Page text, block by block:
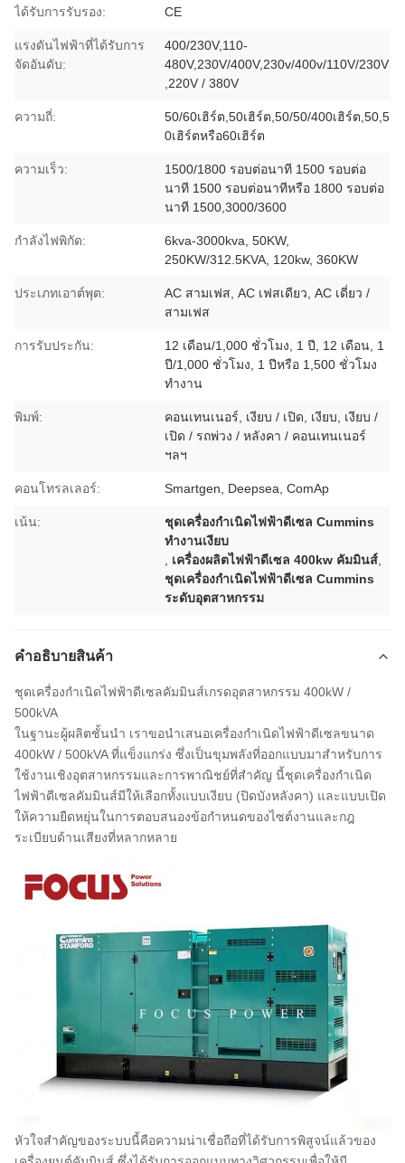
ได้รับการรับรอง: CE
แรงดันไฟฟ้าที่ได้รับการ
จัดอันดับ:
400/230V,110-
480V,230V/400V,230v/400v/110V/230V
,220V / 380V
ความถี่:
50/60เฮิร์ต,50เฮิร์ต,50/50/400เฮิร์ต,50,5
0เฮิร์ตหรือ60เฮิร์ต
ความเร็ว:
1500/1800 รอบต่อนาที 1500 รอบต่อ
นาที 1500 รอบต่อนาทีหรือ 1800 รอบต่อ
นาที 1500,3000/3600
กำลังไฟพิกัด:
6kva-3000kva, 50KW,
250KW/312.5KVA, 120kw, 360KW
ประเภทเอาต์พุต:
AC สามเฟส, AC เฟสเดียว, AC เดี่ยว /
สามเฟส
การรับประกัน:
12 เดือน/1,000 ชั่วโมง, 1 ปี, 12 เดือน, 1
ปี/1,000 ชั่วโมง, 1 ปีหรือ 1,500 ชั่วโมง
ทำงาน
พิมพ์:
คอนเทนเนอร์, เงียบ / เปิด, เงียบ, เงียบ /
เปิด / รถพ่วง / หลังคา / คอนเทนเนอร์
ฯลฯ
คอนโทรลเลอร์: Smartgen, Deepsea, ComAp
เน้น:
ชุดเครื่องกำเนิดไฟฟ้าดีเซล Cummins
ทำงานเงียบ
เครื่องผลิตไฟฟ้าดีเซล 400kw คัมมินส์
ชุดเครื่องกำเนิดไฟฟ้าดีเซล Cummins
ระดับอุตสาหกรรม
คําอธิบายสินค้า
ชุดเครื่องกำเนิดไฟฟ้าดีเซลคัมมินส์เกรดอุตสาหกรรม 400kW /
500kVA
ในฐานะผู้ผลิตชั้นนำ เราขอนำเสนอเครื่องกำเนิดไฟฟ้าดีเซลขนาด
400kW / 500kVA ที่แข็งแกร่ง ซึ่งเป็นขุมพลังที่ออกแบบมาสำหรับการ
ใช้งานเชิงอุตสาหกรรมและการพาณิชย์ที่สำคัญ นี้ชุดเครื่องกำเนิด
ไฟฟ้าดีเซลคัมมินส์มีให้เลือกทั้งแบบเงียบ (ปิดบังหลังคา) และแบบเปิด
ให้ความยืดหยุ่นในการตอบสนองข้อกำหนดของไซต์งานและกฎ
ระเบียบด้านเสียงที่หลากหลาย
หัวใจสำคัญของระบบนี้คือความน่าเชื่อถือที่ได้รับการพิสูจน์แล้วของ